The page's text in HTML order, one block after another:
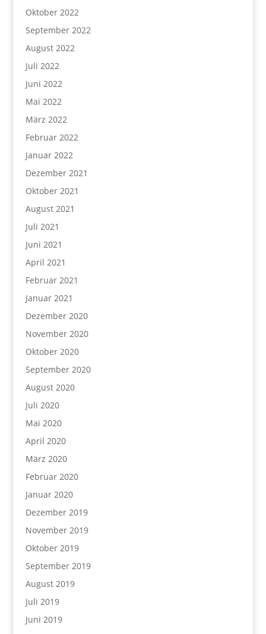
Oktober 2022
September 2022
August 2022
Juli 2022
Juni 2022
Mai 2022
März 2022
Februar 2022
Januar 2022
Dezember 2021
Oktober 2021
August 2021
Juli 2021
Juni 2021
April 2021
Februar 2021
Januar 2021
Dezember 2020
November 2020
Oktober 2020
September 2020
August 2020
Juli 2020
Mai 2020
April 2020
März 2020
Februar 2020
Januar 2020
Dezember 2019
November 2019
Oktober 2019
September 2019
August 2019
Juli 2019
Juni 2019